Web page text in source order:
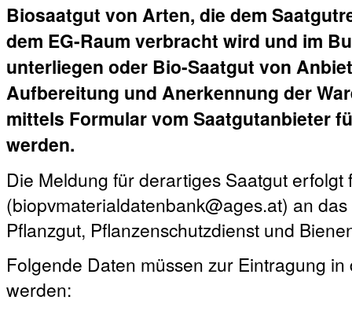
Biosaatgut von Arten, die dem
dem EG-Raum verbracht wird und im
unterliegen oder Bio-Saatgut von
Aufbereitung und Anerkennung der
mittels Formular vom Saatgutanbieter
werden.
Die Meldung für derartiges Saatgut erfolgt
(biopvmaterialdatenbank@ages.at) an
Pflanzgut, Pflanzenschutzdienst und
Folgende Daten müssen zur Eintragung
werden: